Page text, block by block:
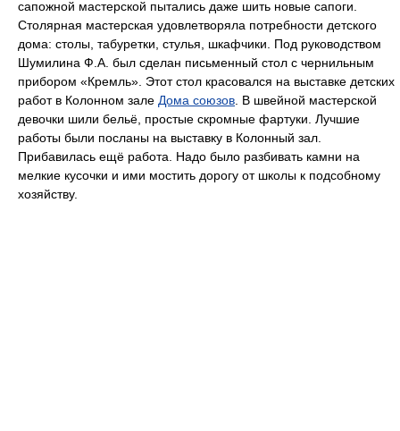
сапожной мастерской пытались даже шить новые сапоги.
Столярная мастерская удовлетворяла потребности детского
дома: столы, табуретки, стулья, шкафчики. Под руководством
Шумилина Ф.А. был сделан письменный стол с чернильным
прибором «Кремль». Этот стол красовался на выставке детских
работ в Колонном зале Дома союзов . В швейной мастерской
девочки шили бельё, простые скромные фартуки. Лучшие
работы были посланы на выставку в Колонный зал.
Прибавилась ещё работа. Надо было разбивать камни на
мелкие кусочки и ими мостить дорогу от школы к подсобному
хозяйству.